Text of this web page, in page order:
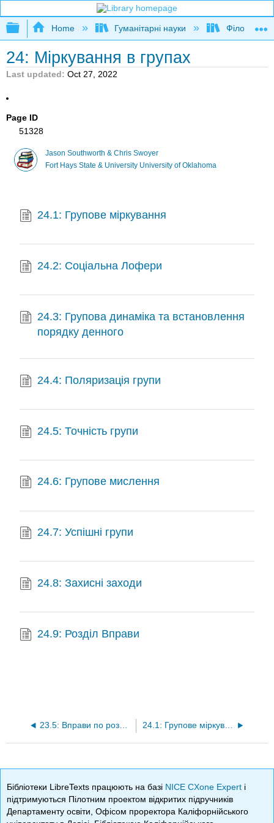
Expand/collapse global hierarchy
Home Гуманітарні науки Філософія
24: Міркування в групах
Last updated Oct 27, 2022
Page ID
51328
Jason Southworth & Chris Swoyer
Fort Hays State & University University of Oklahoma
24.1: Групове міркування
24.2: Соціальна Лофери
24.3: Групова динаміка та встановлення
порядку денного
24.4: Поляризація групи
24.5: Точність групи
24.6: Групове мислення
24.7: Успішні групи
24.8: Захисні заходи
24.9: Розділ Вправи
23.5: Вправи по розділах 24.1: Групове міркування
Бібліотеки LibreTexts працюють на базі NICE CXone Expert і
підтримуються Пілотним проектом відкритих підручників
Департаменту освіти, Офісом проректора Каліфорнійського